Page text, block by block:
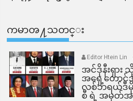
ကမာၻ႔သတင္း
Editor Htein Lin
အင်ဒိုနီးရှာ
အရှေ့တောင်
လစ်ဘရယ်ဒီ
စီ ရဲ့ အမှတ်အ